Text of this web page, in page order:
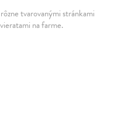
tvarovanými stránkami
na farme.